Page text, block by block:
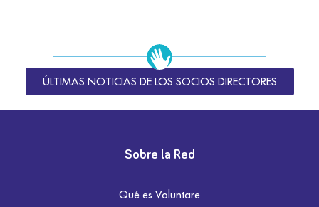
ÚLTIMAS NOTICIAS DE LOS SOCIOS DIRECTORES
Sobre la Red
Qué es Voluntare